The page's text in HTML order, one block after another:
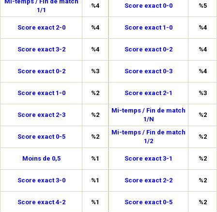
1/1
%4
Score exact 2-0 %4
Score exact 3-2 %4
Score exact 0-2 %3
Score exact 1-0 %2
Score exact 2-3 %2
Score exact 0-5 %2
Moins de 0,5 %1
Score exact 3-0 %1
Score exact 4-2 %1
Score exact 0-0 %5
Score exact 1-0 %4
Score exact 0-2 %4
Score exact 0-3 %4
Score exact 2-1 %3
Mi-temps / Fin de match
1/N
%2
Mi-temps / Fin de match
1/2
%2
Score exact 3-1 %2
Score exact 2-2 %2
Score exact 0-5 %2